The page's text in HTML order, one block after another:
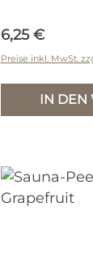
Regulärer
6,25 €
Preise inkl. MwSt.
IN